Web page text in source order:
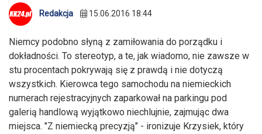
Redakcja 15.06.2016 18:44
Niemcy podobno słyną z zamiłowania do porządku i
dokładności. To stereotyp, a te, jak wiadomo, nie zawsze w
stu procentach pokrywają się z prawdą i nie dotyczą
wszystkich. Kierowca tego samochodu na niemieckich
numerach rejestracyjnych zaparkował na parkingu pod
galerią handlową wyjątkowo niechlujnie, zajmując dwa
miejsca. "Z niemiecką precyzją" - ironizuje Krzysiek, który